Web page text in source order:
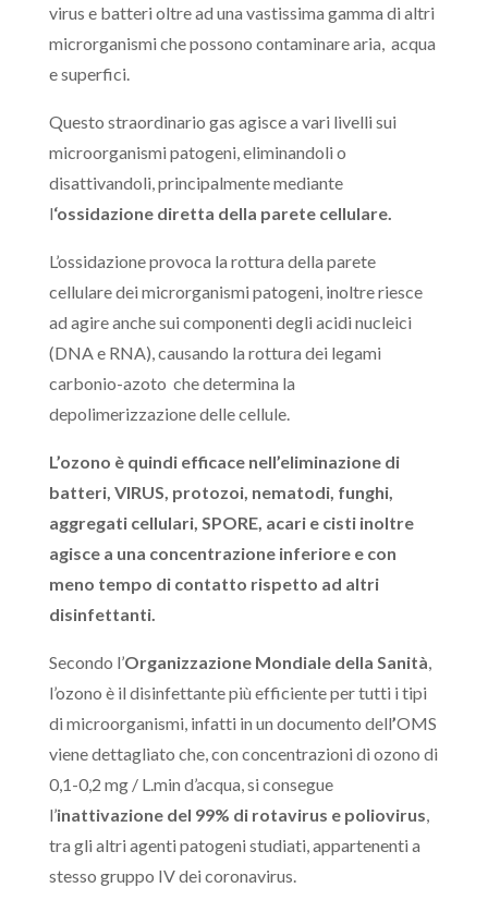
virus e batteri oltre ad una vastissima gamma di altri
microrganismi che possono contaminare aria, acqua
e superfici.
Questo straordinario gas agisce a vari livelli sui
microorganismi patogeni, eliminandoli o
disattivandoli, principalmente mediante
l‘ossidazione diretta della parete cellulare.
L’ossidazione provoca la rottura della parete
cellulare dei microrganismi patogeni, inoltre riesce
ad agire anche sui componenti degli acidi nucleici
(DNA e RNA), causando la rottura dei legami
carbonio-azoto che determina la
depolimerizzazione delle cellule.
L’ozono è quindi efficace nell’eliminazione di
batteri, VIRUS, protozoi, nematodi, funghi,
aggregati cellulari, SPORE, acari e cisti inoltre
agisce a una concentrazione inferiore e con
meno tempo di contatto rispetto ad altri
disinfettanti.
Secondo l’Organizzazione Mondiale della Sanità,
l’ozono è il disinfettante più efficiente per tutti i tipi
di microorganismi, infatti in un documento dell’OMS
viene dettagliato che, con concentrazioni di ozono di
0,1-0,2 mg / L.min d’acqua, si consegue
l’inattivazione del 99% di rotavirus e poliovirus,
tra gli altri agenti patogeni studiati, appartenenti a
stesso gruppo IV dei coronavirus.